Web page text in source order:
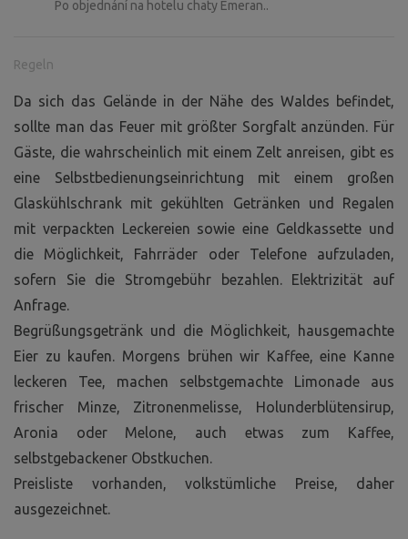
Po objednání na hotelu chaty Emeran..
Regeln
Da sich das Gelände in der Nähe des Waldes befindet,
sollte man das Feuer mit größter Sorgfalt anzünden. Für
Gäste, die wahrscheinlich mit einem Zelt anreisen, gibt es
eine Selbstbedienungseinrichtung mit einem großen
Glaskühlschrank mit gekühlten Getränken und Regalen
mit verpackten Leckereien sowie eine Geldkassette und
die Möglichkeit, Fahrräder oder Telefone aufzuladen,
sofern Sie die Stromgebühr bezahlen. Elektrizität auf
Anfrage.
Begrüßungsgetränk und die Möglichkeit, hausgemachte
Eier zu kaufen. Morgens brühen wir Kaffee, eine Kanne
leckeren Tee, machen selbstgemachte Limonade aus
frischer Minze, Zitronenmelisse, Holunderblütensirup,
Aronia oder Melone, auch etwas zum Kaffee,
selbstgebackener Obstkuchen.
Preisliste vorhanden, volkstümliche Preise, daher
ausgezeichnet.